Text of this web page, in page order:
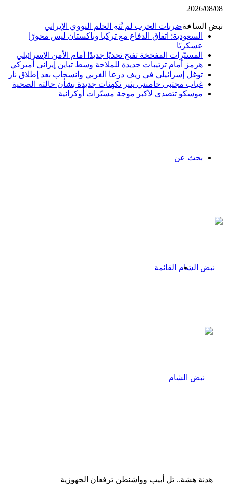
2026/08/08
نبض الساعةضربات الحرب لم تُنهِ الحلم النووي الإيراني
السعودية: اتفاق الدفاع مع تركيا وباكستان ليس محورًا
عسكريًا
المسيّرات المفخخة تفتح تحديًا جديدًا أمام الأمن الإسرائيلي
هرمز أمام ترتيبات جديدة للملاحة وسط تباين إيراني أميركي
توغل إسرائيلي في ريف درعا الغربي وانسحاب بعد إطلاق نار
غياب مجتبى خامنئي يثير تكهنات جديدة بشأن حالته الصحية
موسكو تتصدى لأكبر موجة مسيّرات أوكرانية
بحث عن
القائمة
هدنة هشة.. تل أبيب وواشنطن ترفعان الجهوزية